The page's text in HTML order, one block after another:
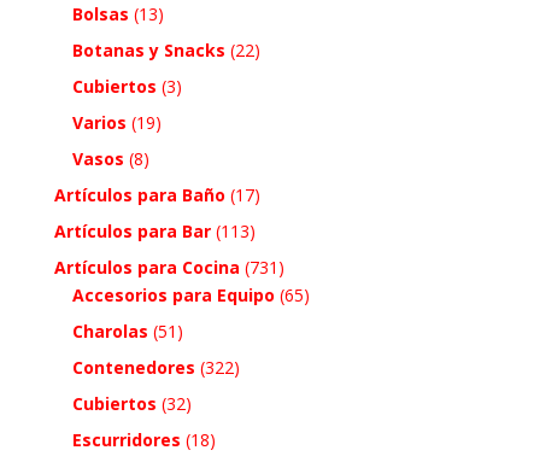
Bolsas (13)
Botanas y Snacks (22)
Cubiertos (3)
Varios (19)
Vasos (8)
Artículos para Baño (17)
Artículos para Bar (113)
Artículos para Cocina (731)
Accesorios para Equipo (65)
Charolas (51)
Contenedores (322)
Cubiertos (32)
Escurridores (18)